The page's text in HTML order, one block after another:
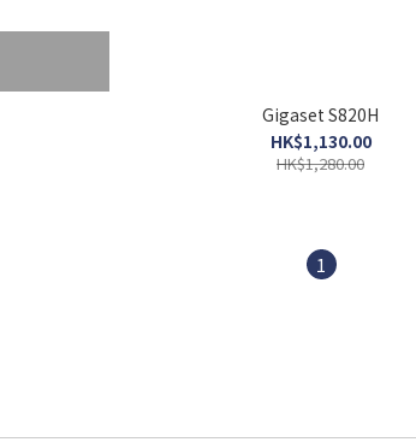
Gigaset S820H
HK$1,130.00
HK$1,280.00
1